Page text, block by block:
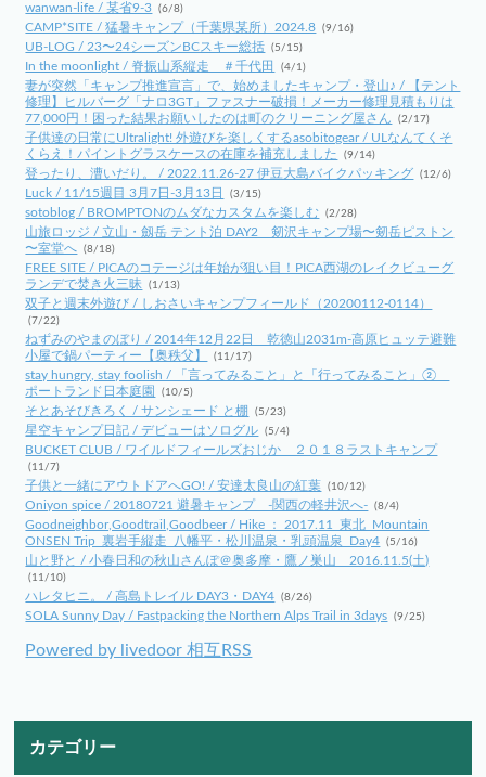
wanwan-life / 某省9-3 (6/8)
CAMP*SITE / 猛暑キャンプ（千葉県某所）2024.8 (9/16)
UB-LOG / 23〜24シーズンBCスキー総括 (5/15)
In the moonlight / 脊振山系縦走 ＃千代田 (4/1)
妻が突然「キャンプ推進宣言」で、始めましたキャンプ・登山♪ / 【テント
修理】ヒルバーグ「ナロ3GT」ファスナー破損！メーカー修理見積もりは
77,000円！困った結果お願いしたのは町のクリーニング屋さん
(2/17)
子供達の日常にUltralight! 外遊びを楽しくするasobitogear / ULなんてくそ
くらえ！パイントグラスケースの在庫を補充しました
(9/14)
登ったり、漕いだり。 / 2022.11.26-27 伊豆大島バイクパッキング (12/6)
Luck / 11/15週目 3月7日-3月13日 (3/15)
sotoblog / BROMPTONのムダなカスタムを楽しむ (2/28)
山旅ロッジ / 立山・劔岳 テント泊 DAY2 剱沢キャンプ場〜剱岳ピストン
〜室堂へ (8/18)
FREE SITE / PICAのコテージは年始が狙い目！PICA西湖のレイクビューグ
ランデで焚き火三昧
(1/13)
双子と週末外遊び / しおさいキャンプフィールド（20200112-0114）
(7/22)
ねずみのやまのぼり / 2014年12月22日 乾徳山2031m-高原ヒュッテ避難
小屋で鍋パーティー【奥秩父】
(11/17)
stay hungry, stay foolish / 「言ってみること」と「行ってみること」②
ポートランド日本庭園
(10/5)
そとあそびきろく / サンシェード と棚 (5/23)
星空キャンプ日記 / デビューはソログル (5/4)
BUCKET CLUB / ワイルドフィールズおじか ２０１８ラストキャンプ
(11/7)
子供と一緒にアウトドアへGO! / 安達太良山の紅葉 (10/12)
Oniyon spice / 20180721 避暑キャンプ -関西の軽井沢へ- (8/4)
Goodneighbor,Goodtrail,Goodbeer / Hike ： 2017.11_東北_Mountain
ONSEN Trip_裏岩手縦走_八幡平・松川温泉・乳頭温泉_Day4 (5/16)
山と野と / 小春日和の秋山さんぽ＠奥多摩・鷹ノ巣山 2016.11.5(土)
(11/10)
ハレタヒニ。 / 高島トレイル DAY3・DAY4 (8/26)
SOLA Sunny Day / Fastpacking the Northern Alps Trail in 3days (9/25)
Powered by livedoor 相互RSS
カテゴリー